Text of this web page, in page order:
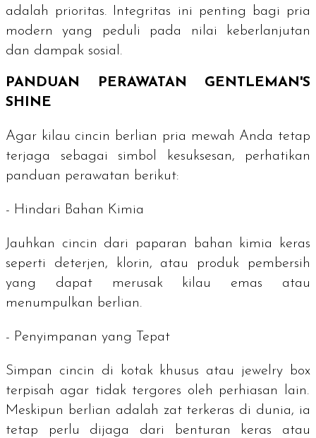
adalah prioritas. Integritas ini penting bagi pria
modern yang peduli pada nilai keberlanjutan
dan dampak sosial.
PANDUAN PERAWATAN GENTLEMAN'S
SHINE
Agar kilau cincin berlian pria mewah Anda tetap
terjaga sebagai simbol kesuksesan, perhatikan
panduan perawatan berikut:
- Hindari Bahan Kimia
Jauhkan cincin dari paparan bahan kimia keras
seperti deterjen, klorin, atau produk pembersih
yang dapat merusak kilau emas atau
menumpulkan berlian.
- Penyimpanan yang Tepat
Simpan cincin di kotak khusus atau jewelry box
terpisah agar tidak tergores oleh perhiasan lain.
Meskipun berlian adalah zat terkeras di dunia, ia
tetap perlu dijaga dari benturan keras atau